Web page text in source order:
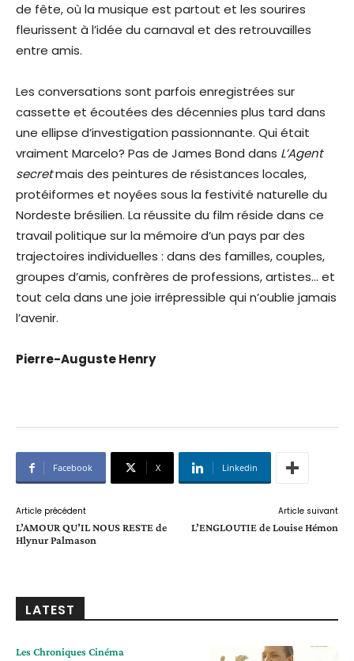
de fête, où la musique est partout et les sourires
fleurissent à l’idée du carnaval et des retrouvailles
entre amis.
Les conversations sont parfois enregistrées sur
cassette et écoutées des décennies plus tard dans
une ellipse d’investigation passionnante. Qui était
vraiment Marcelo? Pas de James Bond dans L’Agent
secretmais des peintures de résistances locales,
protéiformes et noyées sous la festivité naturelle du
Nordeste brésilien. La réussite du film réside dans ce
travail politique sur la mémoire d’un pays par des
trajectoires individuelles : dans des familles, couples,
groupes d’amis, confrères de professions, artistes… et
tout cela dans une joie irrépressible qui n’oublie jamais
l’avenir.
Pierre-Auguste Henry
Facebook X Linkedin
Article précédent
L’AMOUR QU’IL NOUS RESTE de
Hlynur Palmason
Article suivant
L’ENGLOUTIE de Louise Hémon
LATEST
Les Chroniques Cinéma